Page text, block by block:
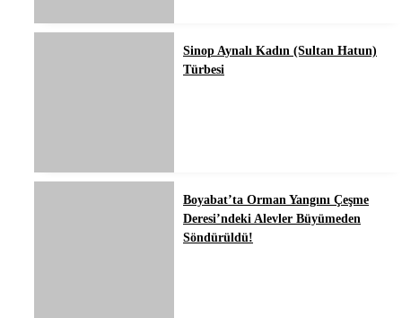
Sinop Aynalı Kadın (Sultan Hatun)
Türbesi
Boyabat’ta Orman Yangını Çeşme
Deresi’ndeki Alevler Büyümeden
Söndürüldü!